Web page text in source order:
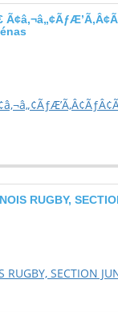
RUGBY,
RUGBY, SECTION